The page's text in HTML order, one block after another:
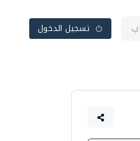
تسجيل الدخول